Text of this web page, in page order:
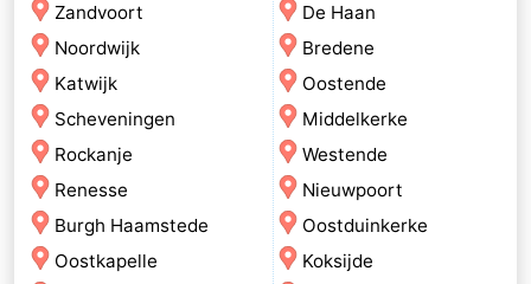
Zandvoort
Noordwijk
Katwijk
Scheveningen
Rockanje
Renesse
Burgh Haamstede
Oostkapelle
De Haan
Bredene
Oostende
Middelkerke
Westende
Nieuwpoort
Oostduinkerke
Koksijde